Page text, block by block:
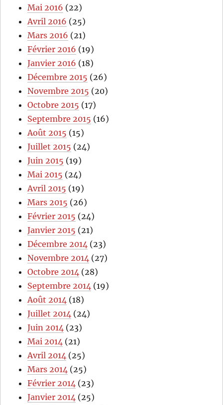
Mai 2016 (22)
Avril 2016 (25)
Mars 2016 (21)
Février 2016 (19)
Janvier 2016 (18)
Décembre 2015 (26)
Novembre 2015 (20)
Octobre 2015 (17)
Septembre 2015 (16)
Août 2015 (15)
Juillet 2015 (24)
Juin 2015 (19)
Mai 2015 (24)
Avril 2015 (19)
Mars 2015 (26)
Février 2015 (24)
Janvier 2015 (21)
Décembre 2014 (23)
Novembre 2014 (27)
Octobre 2014 (28)
Septembre 2014 (19)
Août 2014 (18)
Juillet 2014 (24)
Juin 2014 (23)
Mai 2014 (21)
Avril 2014 (25)
Mars 2014 (25)
Février 2014 (23)
Janvier 2014 (25)